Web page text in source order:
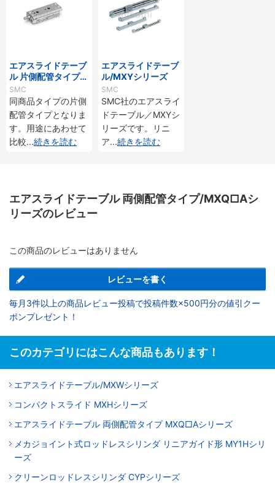
エアスライドテーブ
ル 片側配管タイプ/
MXQ□Cシリーズ
SMC
同商品タイプの片側
配管タイプとなりま
す。用途にあわせて
比較...続きを読む
エアスライドテーブ
ル/MXYシリーズ
SMC
SMC社のエアスライ
ドテーブル／MXYシ
リーズです。リニ
ア...続きを読む
エアスライドテーブル 両側配管タイプ/MXQ□Aシ
リーズのレビュー
この商品のレビューはありません
レビューを書く
毎月3件以上の商品レビュー投稿で投稿件数×500円分の値引クー
ポンプレゼント！
このカテゴリにはこんな商品もあります！
エアスライドテーブル/MXWシリーズ
コンパクトスライド MXHシリーズ
エアスライドテーブル 両側配管タイプ MXQ□Aシリーズ
メカジョイント式ロッドレスシリンダ リニアガイド形 MY1Hシリ
ーズ
クリーンロッドレスシリンダ CYPシリーズ